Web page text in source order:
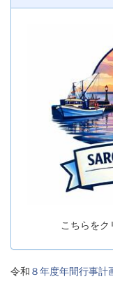
こちらをク
令和 ８年度年間行事計